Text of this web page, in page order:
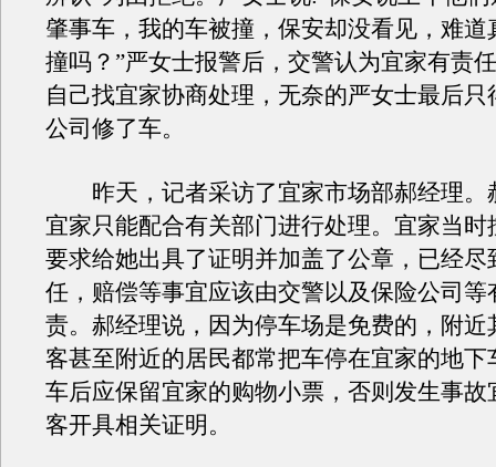
肇事车，我的车被撞，保安却没看见，难道
撞吗？”严女士报警后，交警认为宜家有责
自己找宜家协商处理，无奈的严女士最后只
公司修了车。
昨天，记者采访了宜家市场部郝经理。
宜家只能配合有关部门进行处理。宜家当时
要求给她出具了证明并加盖了公章，已经尽
任，赔偿等事宜应该由交警以及保险公司等
责。郝经理说，因为停车场是免费的，附近
客甚至附近的居民都常把车停在宜家的地下
车后应保留宜家的购物小票，否则发生事故
客开具相关证明。